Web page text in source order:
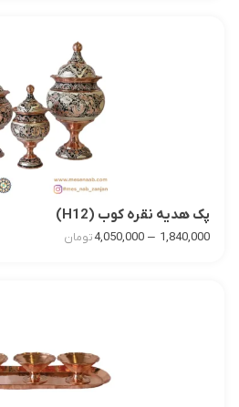
پک هدیه نقره کوب (H12)
1,840,000
–
4,050,000تومان